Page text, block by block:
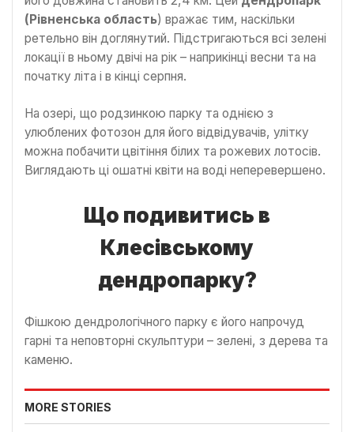
(Рівненська область) вражає тим, наскільки
ретельно він доглянутий. Підстригаються всі зелені
локації в ньому двічі на рік – наприкінці весни та на
початку літа і в кінці серпня.
На озері, що родзинкою парку та однією з
улюблених фотозон для його відвідувачів, улітку
можна побачити цвітіння білих та рожевих лотосів.
Виглядають ці ошатні квіти на воді неперевершено.
Що подивитись в
Клесівському
дендропарку?
Фішкою дендрологічного парку є його напрочуд
гарні та неповторні скульптури – зелені, з дерева та
каменю.
MORE STORIES